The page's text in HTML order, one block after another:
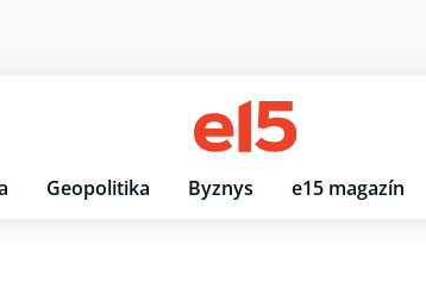
Geopolitika Byznys e15 magazín